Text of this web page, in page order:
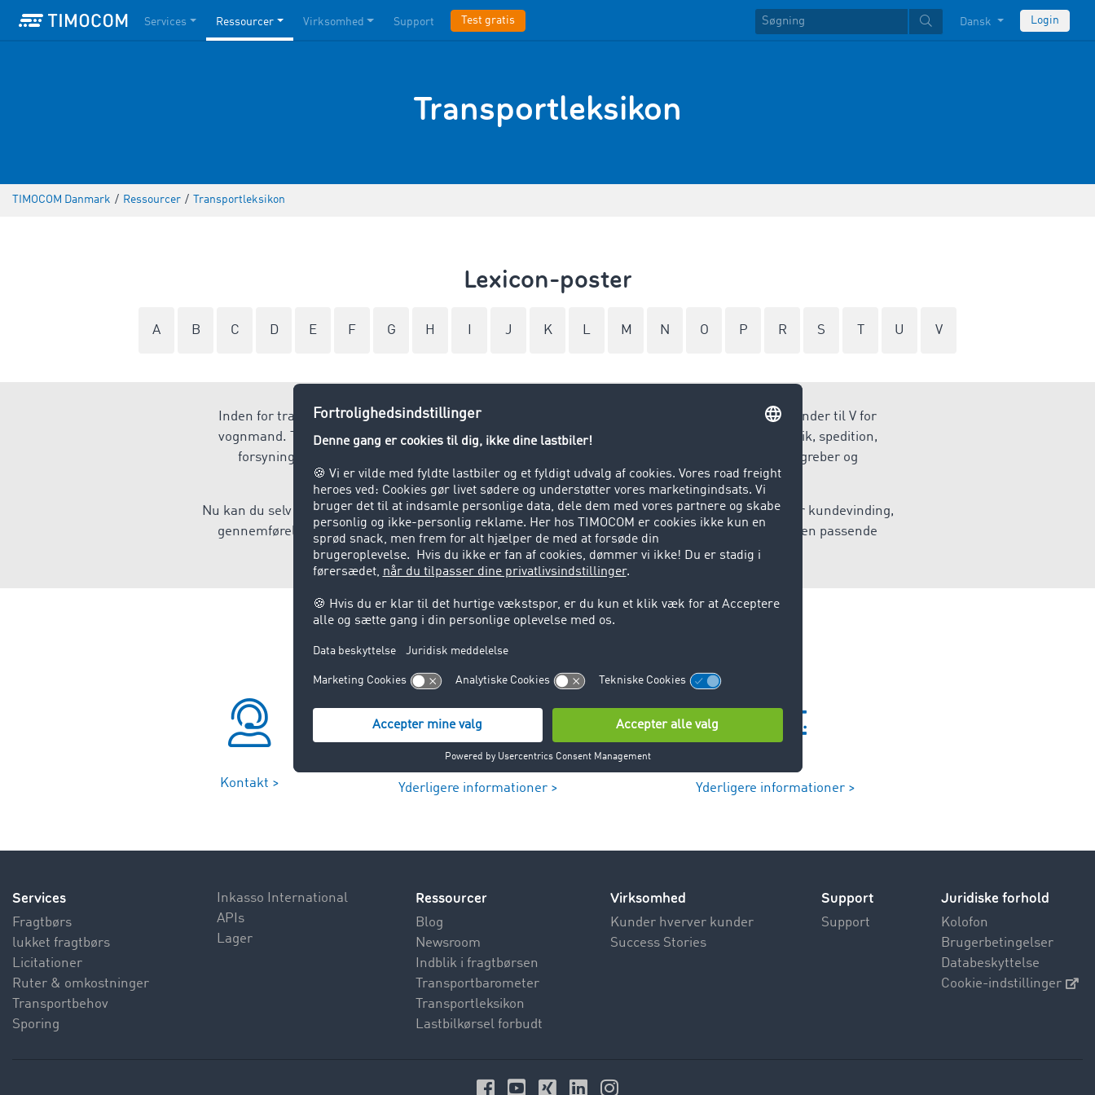
Services Ressourcer Virksomhed Support Test gratis Dansk Login
Transportleksikon
TIMOCOM Danmark / Ressourcer / Transportleksikon
Lexicon-poster
A B C D E F G H J K L M N O P R S U V
Inden for transport- og logistikbranchen findes der mange forskellige fagbegreber: fra A for afsender til V for
vognmand. TIMOCOM transportleksikonet leverer forklaringer på nøglebegreber inden for logistik, spedition,
forsyningskæder og vejgodstransport. Her finder du korte og enkle forklaringer på vigtige begreber og
baggrundsviden.
Nu kan du selv være med til at udforme dine transport- og logistikprocesser. Uanset om det gælder kundevinding,
gennemførelse eller forvaltning af transportordrer, i
TIMOCOM Markedspladsen
finder du altid den passende
funktion i henhold til dine behov og dit aktuelle digitaliserings niveau.
Kontakt > Yderligere informationer > Yderligere informationer >
Services
Fragtbørs
lukket fragtbørs
Licitationer
Ruter & omkostninger
Transportbehov
Sporing
Inkasso International
APIs
Lager
Ressourcer
Blog
Newsroom
Indblik i fragtbørsen
Transportbarometer
Transportleksikon
Lastbilkørsel forbudt
Virksomhed
Kunder hverver kunder
Success Stories
Support
Support
Juridiske forhold
Kolofon
Brugerbetingelser
Databeskyttelse
Cookie-indstillinger